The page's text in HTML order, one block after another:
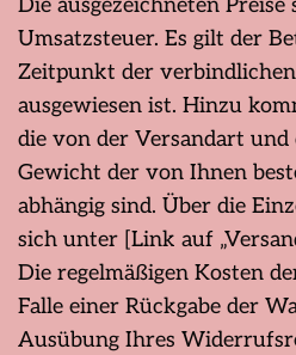
Die ausgezeichneten
Umsatzsteuer. Es gilt der
Zeitpunkt der
ausgewiesen ist. Hinzu
die von der Versandart und
Gewicht der von Ihnen
abhängig sind. Über die
sich unter [Link auf
Die regelmäßigen Kosten
Falle einer Rückgabe der
Ausübung Ihres